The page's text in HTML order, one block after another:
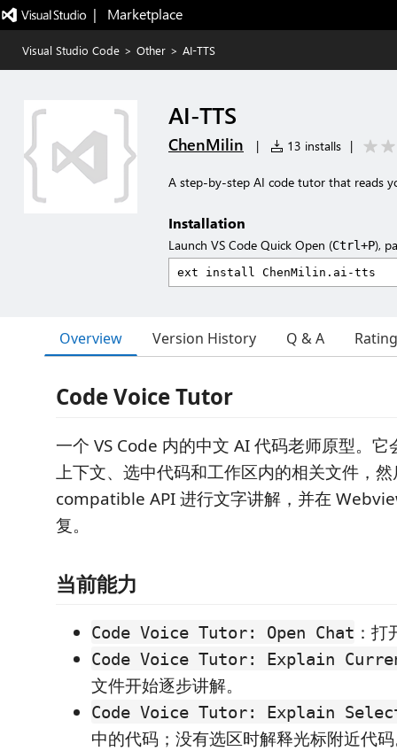
|   Marketplace
Visual Studio Code > Other > AI-TTS
AI-TTS
ChenMilin | 13 installs |
A step-by-step AI code tutor that reads
Installation
Launch VS Code Quick Open (Ctrl+P),
Overview Version History Q & A
Code Voice Tutor
一个 VS Code 内的中文 AI 代码老师原型。
上下文、选中代码和工作区内的相关文件，
compatible API 进行文字讲解，并在
复。
当前能力
Code Voice Tutor: Open Chat ：
Code Voice Tutor: Explain
文件开始逐步讲解。
Code Voice Tutor: Explain
中的代码；没有选区时解释光标附近代